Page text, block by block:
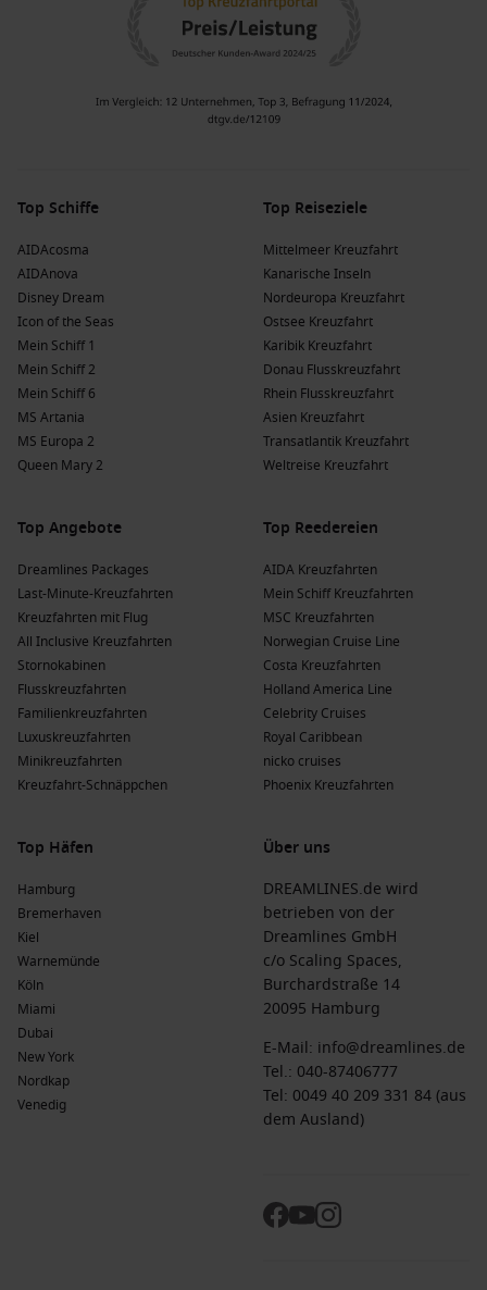
Top Schiffe
AIDAcosma
AIDAnova
Disney Dream
Icon of the Seas
Mein Schiff 1
Mein Schiff 2
Mein Schiff 6
MS Artania
MS Europa 2
Queen Mary 2
Top Reiseziele
Mittelmeer Kreuzfahrt
Kanarische Inseln
Nordeuropa Kreuzfahrt
Ostsee Kreuzfahrt
Karibik Kreuzfahrt
Donau Flusskreuzfahrt
Rhein Flusskreuzfahrt
Asien Kreuzfahrt
Transatlantik Kreuzfahrt
Weltreise Kreuzfahrt
Top Angebote
Dreamlines Packages
Last-Minute-Kreuzfahrten
Kreuzfahrten mit Flug
All Inclusive Kreuzfahrten
Stornokabinen
Flusskreuzfahrten
Familienkreuzfahrten
Luxuskreuzfahrten
Minikreuzfahrten
Kreuzfahrt-Schnäppchen
Top Reedereien
AIDA Kreuzfahrten
Mein Schiff Kreuzfahrten
MSC Kreuzfahrten
Norwegian Cruise Line
Costa Kreuzfahrten
Holland America Line
Celebrity Cruises
Royal Caribbean
nicko cruises
Phoenix Kreuzfahrten
Top Häfen
Hamburg
Bremerhaven
Kiel
Warnemünde
Köln
Miami
Dubai
New York
Nordkap
Venedig
Über uns
DREAMLINES.de wird
betrieben von der
Dreamlines GmbH
c/o Scaling Spaces,
Burchardstraße 14
20095 Hamburg
E-Mail: info@dreamlines.de
Tel.: 040-87406777
Tel: 0049 40 209 331 84 (aus
dem Ausland)